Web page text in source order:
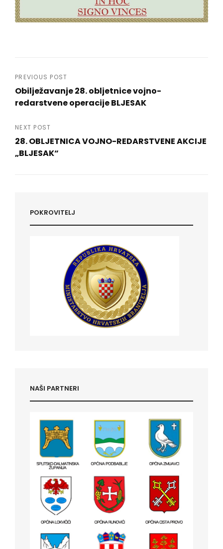
Navigacija
objava
PREVIOUS POST
Obilježavanje 28. obljetnice vojno-
redarstvene operacije BLJESAK
Post
NEXT POST
28. OBLJETNICA VOJNO-REDARSTVENE AKCIJE
„BLJESAK“
POKROVITELJ
NAŠI PARTNERI